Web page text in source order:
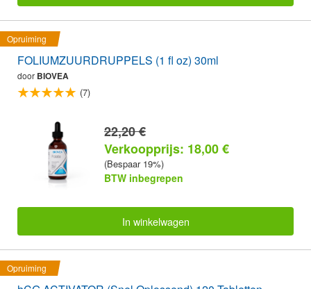
Opruiming
FOLIUMZUURDRUPPELS (1 fl oz) 30ml
door BIOVEA
(7)
22,20 €
Verkoopprijs: 18,00 €
(Bespaar 19%)
BTW inbegrepen
In winkelwagen
Opruiming